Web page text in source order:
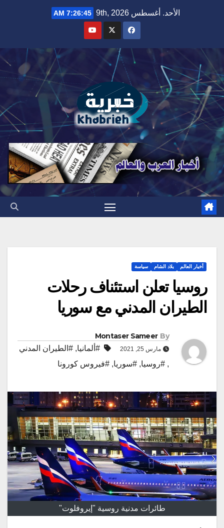
الأحد. أغسطس 9th, 2026 7:26:46 AM
أخبار العالم بلاد الشام سياسة
روسيا تعلن استئناف رحلات
الطيران المدني مع سوريا
By
Montaser Sameer
مارس 25, 2021 #ألمانيا, #الطيران المدني
, #روسيا, #سوريا, #فيروس كورونا
طائرات مدنية روسية "إيروفلوت"